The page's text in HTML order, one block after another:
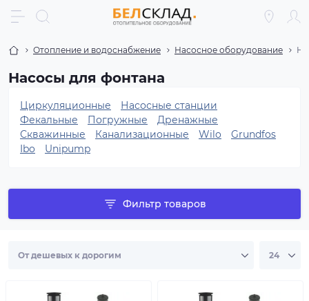
Отопление и водоснабжение Насосное оборудование
Насосы для фонтана
Циркуляционные
Насосные станции
Фекальные
Погружные
Дренажные
Скважинные
Канализационные Wilo
Grundfos
Ibo
Unipump
Фильтр товаров